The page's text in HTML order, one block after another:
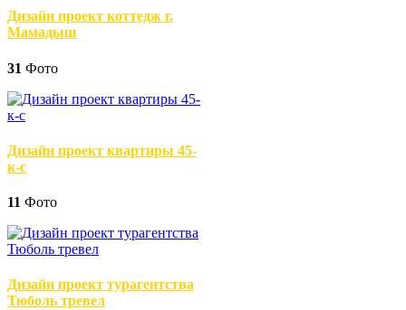
Дизайн проект коттедж г.
Мамадыш
31 Фото
Дизайн проект квартиры 45-
к-с
11 Фото
Дизайн проект турагентства
Тюболь тревел